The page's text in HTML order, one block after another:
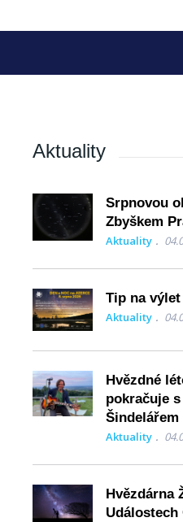
Aktuality
Srpnovou
Zbyškem
Aktuality
Tip na
Aktuality
Hvězdné
pokračuje
Šindelářem
Aktuality
Hvězdárna
Událostech